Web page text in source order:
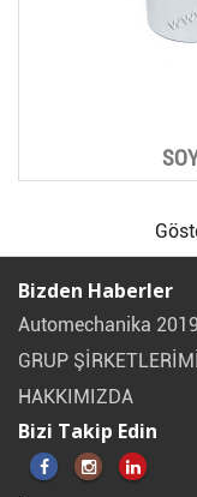
Bizden Haberler
Automechanika
GRUP
HAKKIMIZDA
Bizi Takip Edin